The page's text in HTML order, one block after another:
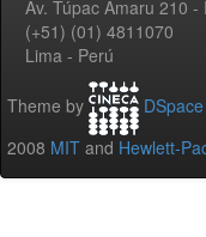
Av. Túpac Amaru 210
(+51) (01) 4811070
Lima - Perú
Theme by
2008 MIT and Hewlett-